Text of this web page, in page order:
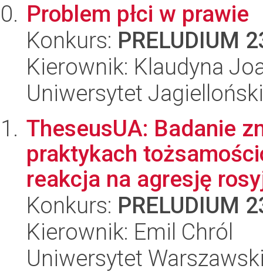
Problem płci w prawie
Konkurs: PRELUDIUM
Kierownik: Klaudyna
Uniwersytet Jagielloński
TheseusUA: Badanie
praktykach
reakcja na agresję
Konkurs: PRELUDIUM
Kierownik: Emil Chról
Uniwersytet